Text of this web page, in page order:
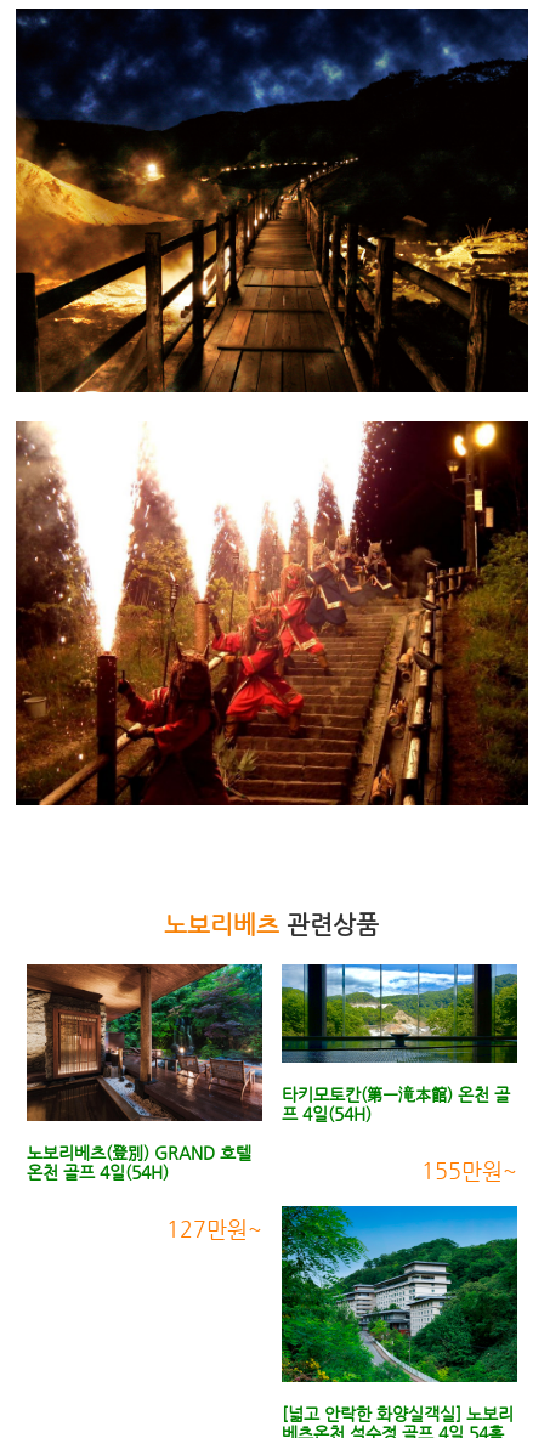
노보리베츠 관련상품
노보리베츠(登別) GRAND 호텔
온천 골프 4일(54H)
127만원~
타키모토칸(第一滝本館) 온천 골
프 4일(54H)
155만원~
[넓고 안락한 화양실객실] 노보리
베츠온천 석수정 골프 4일 54홀